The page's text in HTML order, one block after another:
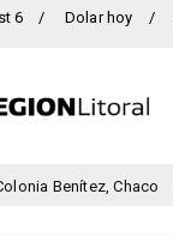
6 Dolar hoy
Benítez, Chaco